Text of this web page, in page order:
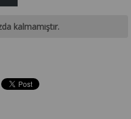
kalmamıştır.